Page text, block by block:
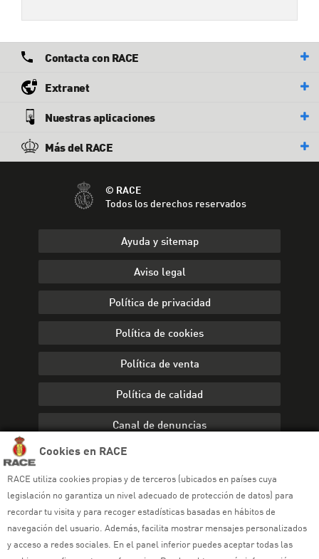
Cookies en RACE
RACE utiliza cookies propias y de terceros (ubicados en países cuya
legislación no garantiza un nivel adecuado de protección de datos) para
recordar tu visita y para recoger estadísticas basadas en hábitos de
navegación del usuario. Además, facilita mostrar mensajes personalizados
y acceso a redes sociales. En el panel inferior puedes aceptar todas las
Contacta con RACE
Extranet
Nuestras aplicaciones
Más del RACE
© RACE
Todos los derechos reservados
Ayuda y sitemap
Aviso legal
Política de privacidad
Política de cookies
Política de venta
Política de calidad
Canal de denuncias